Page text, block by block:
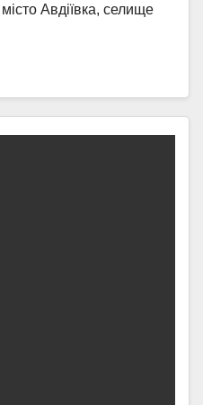
Авдіївка, селище